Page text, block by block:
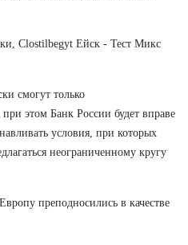
Clostilbegyt Ейск - Тест Микс
смогут только
этом Банк России будет вправе
условия, при которых
неограниченному кругу
преподносились в качестве